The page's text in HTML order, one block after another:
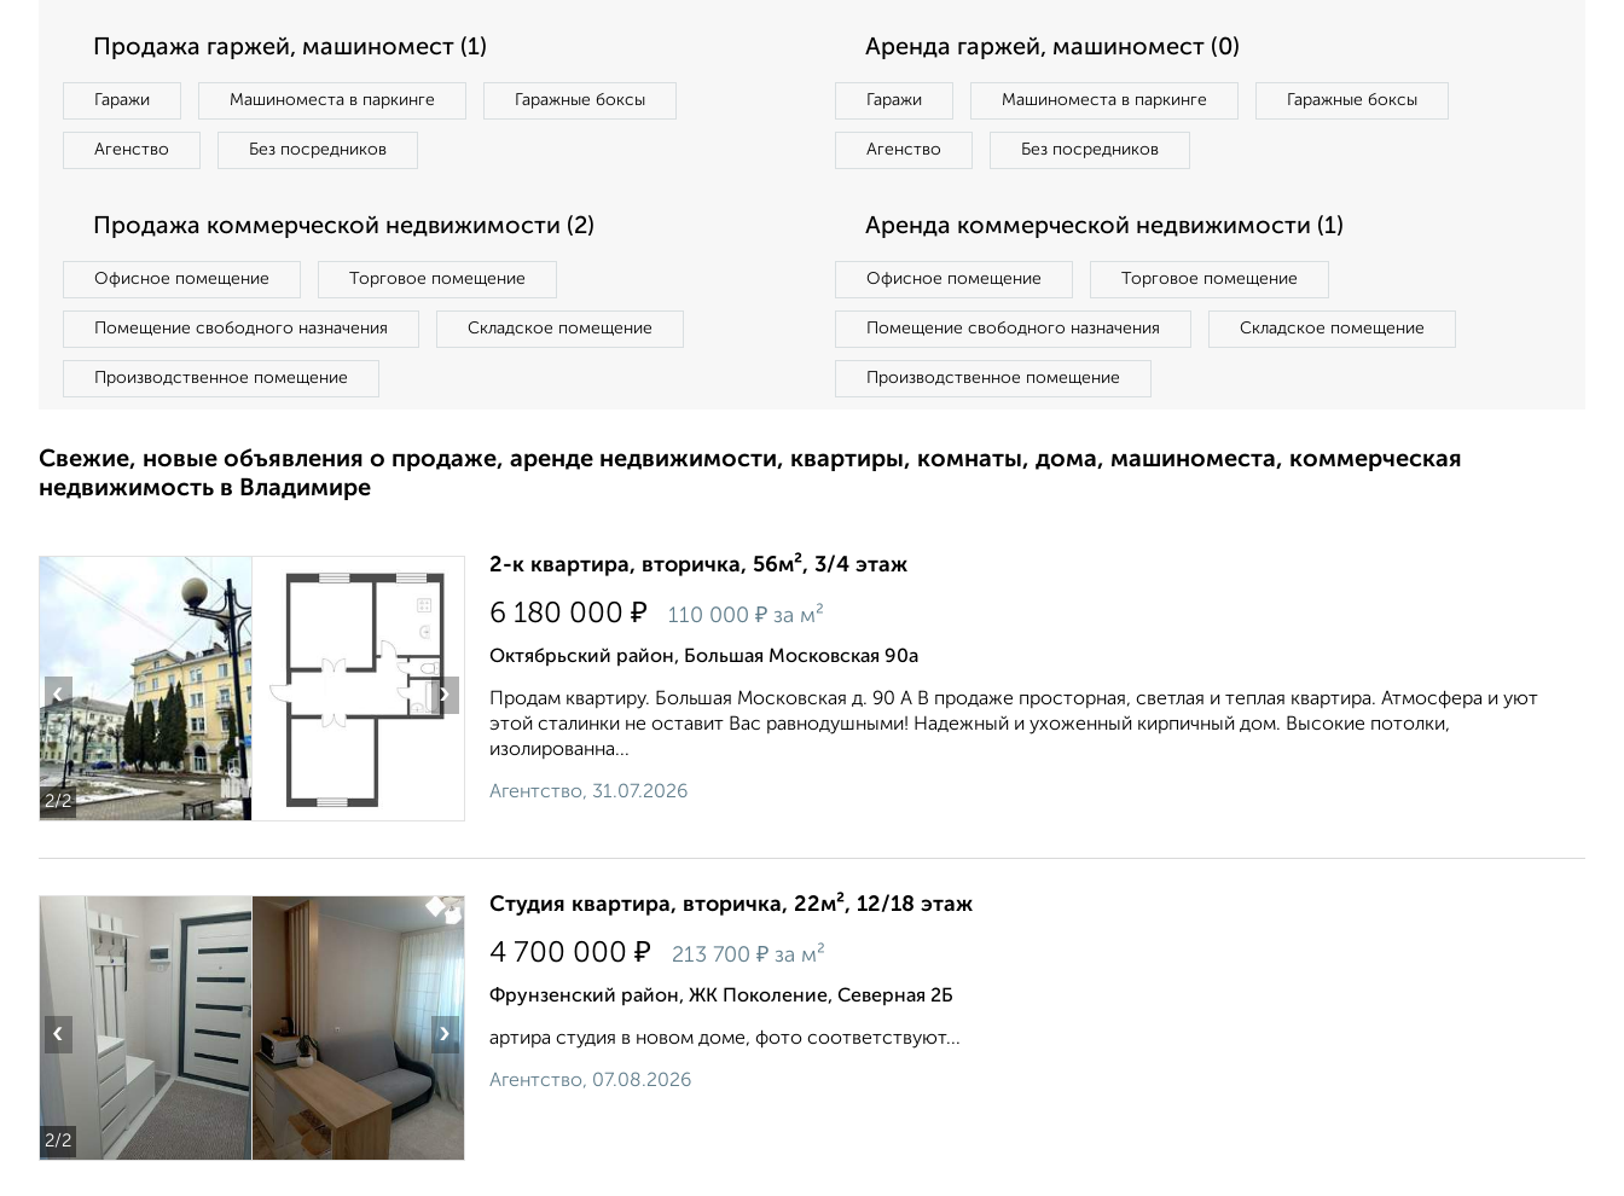
Продажа гаржей, машиномест (1)
Гаражи Машиноместа в паркинге Гаражные боксы
Агенство Без посредников
Аренда гаржей, машиномест (0)
Гаражи Машиноместа в паркинге Гаражные боксы
Агенство Без посредников
Продажа коммерческой недвижимости (2)
Офисное помещение Торговое помещение
Помещение свободного назначения Складское помещение
Производственное помещение
Аренда коммерческой недвижимости (1)
Офисное помещение Торговое помещение
Помещение свободного назначения Складское помещение
Производственное помещение
Свежие, новые объявления о продаже, аренде недвижимости, квартиры, комнаты, дома, машиноместа, коммерческая
недвижимость в Владимире
2/2
‹ ›
2-к квартира, вторичка, 56м², 3/4 этаж
6 180 000 ₽ 110 000 ₽ за м²
Октябрьский район, Большая Московская 90а
Продам квартиру. Большая Московская д. 90 А В продаже просторная, светлая и теплая квартира. Атмосфера и уют
этой сталинки не оставит Вас равнодушными! Надежный и ухоженный кирпичный дом. Высокие потолки,
изолированна...
Агентство, 31.07.2026
2/2
‹ ›
Студия квартира, вторичка, 22м², 12/18 этаж
4 700 000 ₽ 213 700 ₽ за м²
Фрунзенский район, ЖК Поколение, Северная 2Б
артира студия в новом доме, фото соответствуют...
Агентство, 07.08.2026